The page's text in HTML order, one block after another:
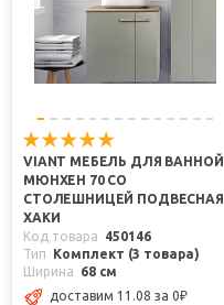
VIANT МЕБЕЛЬ ДЛЯ ВАННОЙ
МЮНХЕН 70 СО
СТОЛЕШНИЦЕЙ ПОДВЕСНАЯ
ХАКИ
Код товара
450146
Тип
Комплект (3 товара)
Ширина
68 см
доставим 11.08 за 0₽